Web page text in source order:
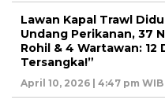
Lawan Kapal Trawl
Undang Perikanan, 37
Rohil & 4 Wartawan: 12
Tersangka!”
April 10, 2026 | 4:47 pm WIB